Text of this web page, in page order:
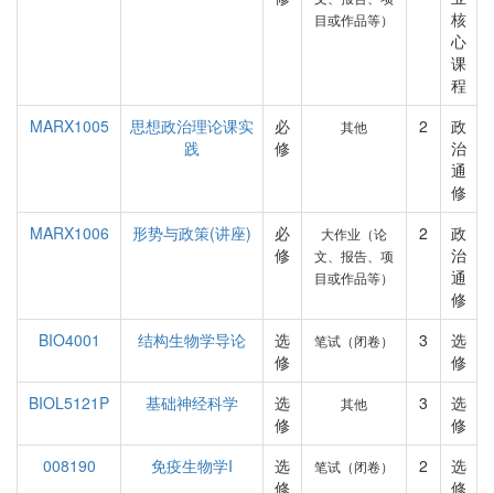
目或作品等）
核
心
课
程
MARX1005
思想政治理论课实
践
必
修
其他 2
政
治
通
修
MARX1006
形势与政策(讲座)
必
修
大作业（论
文、报告、项
目或作品等）
2
政
治
通
修
BIO4001
结构生物学导论
选
修
笔试（闭卷） 3
选
修
BIOL5121P
基础神经科学
选
修
其他 3
选
修
008190
免疫生物学I
选
修
笔试（闭卷） 2
选
修